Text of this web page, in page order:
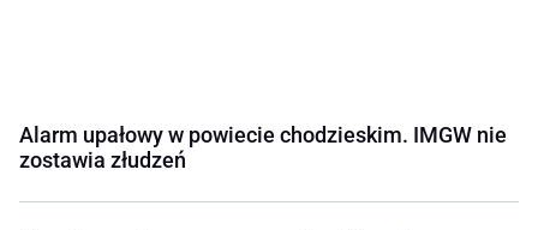
Alarm upałowy w powiecie chodzieskim. IMGW nie
zostawia złudzeń